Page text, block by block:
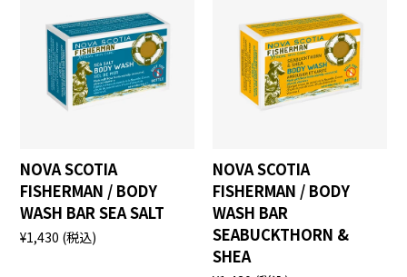
NOVA SCOTIA
FISHERMAN / BODY
WASH BAR SEA SALT
¥1,430 (税込)
NOVA SCOTIA
FISHERMAN / BODY
WASH BAR
SEABUCKTHORN &
SHEA